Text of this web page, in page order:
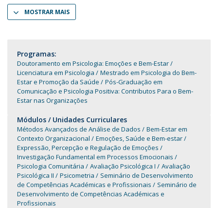
MOSTRAR MAIS
Programas:
Doutoramento em Psicologia: Emoções e Bem-Estar
Licenciatura em Psicologia
Mestrado em Psicologia do Bem-
Estar e Promoção da Saúde
Pós-Graduação em
Comunicação e Psicologia Positiva: Contributos Para o Bem-
Estar nas Organizações
Módulos / Unidades Curriculares
Métodos Avançados de Análise de Dados
Bem-Estar em
Contexto Organizacional
Emoções, Saúde e Bem-estar
Expressão, Percepção e Regulação de Emoções
Investigação Fundamental em Processos Emocionais
Psicologia Comunitária
Avaliação Psicológica I
Avaliação
Psicológica II
Psicometria
Seminário de Desenvolvimento
de Competências Académicas e Profissionais
Seminário de
Desenvolvimento de Competências Académicas e
Profissionais